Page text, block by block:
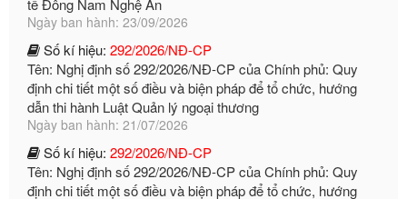
Số kí hiệu: 292/2026/NĐ-CP
Tên: Nghị định số 292/2026/NĐ-CP của Chính phủ: Quy
định chi tiết một số điều và biện pháp để tổ chức, hướng
dẫn thi hành Luật Quản lý ngoại thương
Ngày ban hành: 21/07/2026
Số kí hiệu:292/2026/NĐ-CP
Tên: Nghị định số 292/2026/NĐ-CP của Chính phủ: Quy
định chi tiết một số điều và biện pháp để tổ chức, hướng
dẫn thi hành Luật Quản lý ngoại thương
Ngày ban hành: 21/07/2026